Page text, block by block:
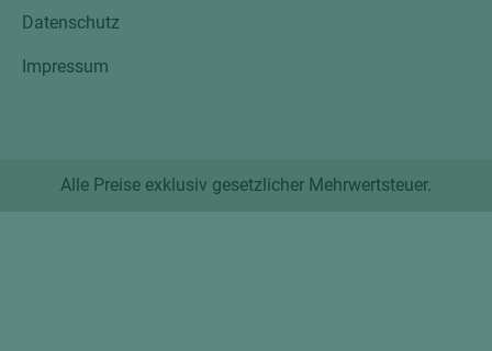
Datenschutz
Impressum
Alle Preise exklusiv gesetzlicher Mehrwertsteuer.